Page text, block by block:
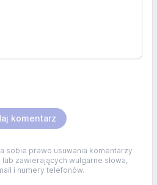
komentarz
sobie prawo usuwania komentarzy
zawierających wulgarne słowa,
i numery telefonów.